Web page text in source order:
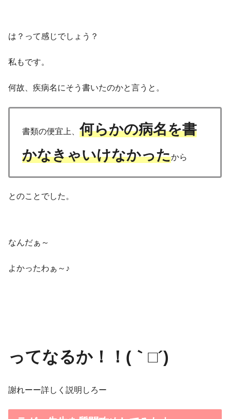
は？って感じでしょう？
私もです。
何故、疾病名にそう書いたのかと言うと。
書類の便宜上、何らかの病名を書
かなきゃいけなかったから
とのことでした。
なんだぁ～
よかったわぁ～♪
ってなるか！！(｀□´)
謝れーー詳しく説明しろー